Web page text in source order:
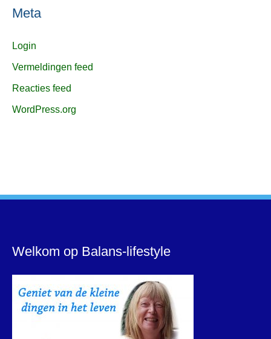
Meta
Login
Vermeldingen feed
Reacties feed
WordPress.org
Welkom op Balans-lifestyle